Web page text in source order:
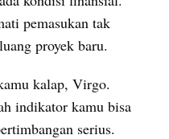
pemasukan tak
proyek baru.
kalap, Virgo.
indikator kamu bisa
serius.